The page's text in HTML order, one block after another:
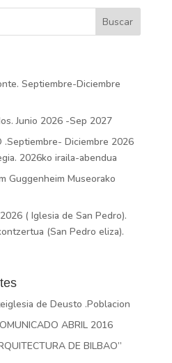
Septiembre-Diciembre
Junio 2026 -Sep 2027
.Septiembre- Diciembre 2026
2026ko iraila-abendua
Guggenheim Museorako
( Iglesia de San Pedro).
(San Pedro eliza).
de Deusto .Poblacion
ABRIL 2016
DE BILBAO”